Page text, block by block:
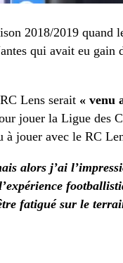
2018/2019
qui avait eu gain
Lens serait « venu
jouer la Ligue des
jouer avec le RC
alors j’ai
fatigué sur le